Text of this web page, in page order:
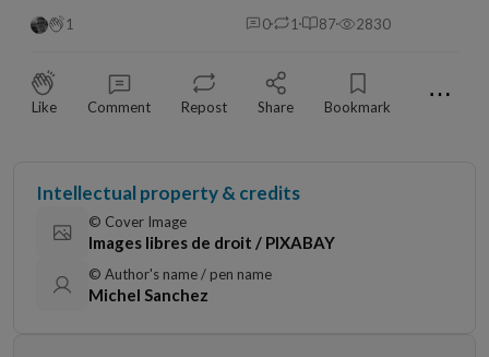
1 0 1 87 2830
Like Comment Repost Share Bookmark ⋯
Intellectual property & credits
© Cover Image
Images libres de droit / PIXABAY
© Author's name / pen name
Michel Sanchez